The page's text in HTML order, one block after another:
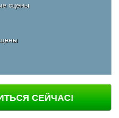
сцены
СЕЙЧАС!